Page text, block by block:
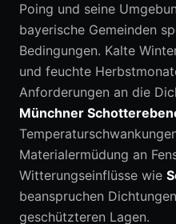
Poing und seine
bayerische Gemeinden
Bedingungen. Kalte
und feuchte
Anforderungen an die
Münchner
Materialermüdung an
Witterungseinflüsse wie
beanspruchen
geschützteren Lagen.